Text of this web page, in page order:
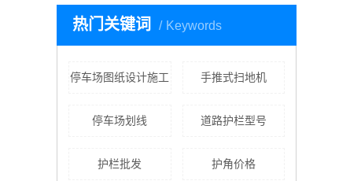
热门关键词 Keywords
停车场图纸设计施工 手推式扫地机
停车场划线 道路护栏型号
护栏批发 护角价格